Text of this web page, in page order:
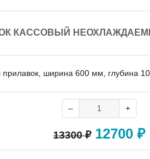
КАССОВЫЙ
прилавок, ширина 600 мм, глубина
13300₽ 12700 ₽